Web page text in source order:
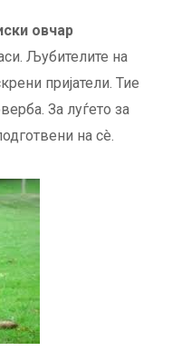
овчар
Љубителите на
пријатели. Тие
За луѓето за
на сè.